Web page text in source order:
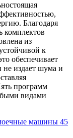
Благодаря
комплектов
из
к
обеспечивает
издает шума и
программ
видами
машины 45